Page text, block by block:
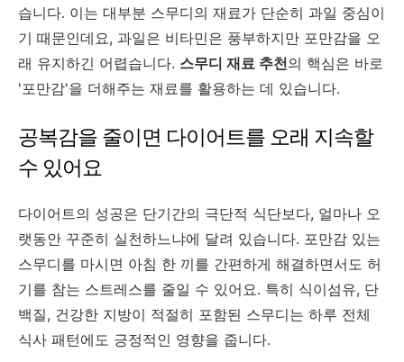
습니다. 이는 대부분 스무디의 재료가 단순히 과일 중심이
기 때문인데요, 과일은 비타민은 풍부하지만 포만감을 오
래 유지하긴 어렵습니다. 스무디 재료 추천의 핵심은 바로
'포만감'을 더해주는 재료를 활용하는 데 있습니다.
공복감을 줄이면 다이어트를 오래 지속할
수 있어요
다이어트의 성공은 단기간의 극단적 식단보다, 얼마나 오
랫동안 꾸준히 실천하느냐에 달려 있습니다. 포만감 있는
스무디를 마시면 아침 한 끼를 간편하게 해결하면서도 허
기를 참는 스트레스를 줄일 수 있어요. 특히 식이섬유, 단
백질, 건강한 지방이 적절히 포함된 스무디는 하루 전체
식사 패턴에도 긍정적인 영향을 줍니다.